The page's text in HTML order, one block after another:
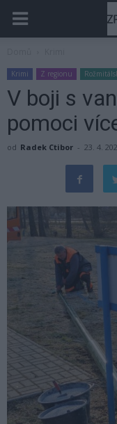
Krimi Z regionu
V boji s
pomoci
od Radek Ctibor - 23. 4.